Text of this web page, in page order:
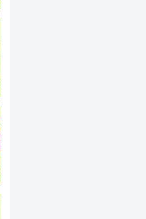
こちらで
あるリー
らしいの
いしたい
いま